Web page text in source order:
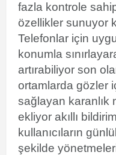
fazla kontrole
özellikler sunuyor
Telefonlar için
konumla
artırabiliyor son
ortamlarda gözler
sağlayan karanlık
ekliyor akıllı
kullanıcıların
şekilde yönetmeleri